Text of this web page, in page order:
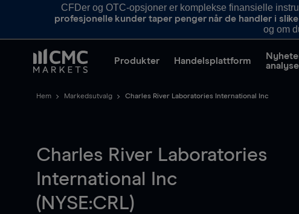
CFDer og OTC-opsjoner er komplekse finansielle
profesjonelle kunder taper penger når de handler i
og om
Produkter Handelsplattform
analyse
Hem Markedsutvalg Charles River Laboratories International Inc
Charles River Laboratories
International Inc
(NYSE:CRL)